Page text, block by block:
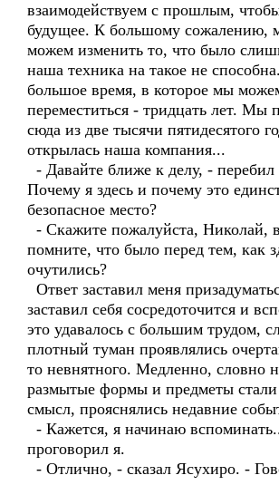
взаимодействуем с прошлым,
будущее. К большому сожалению,
можем изменить то, что было
наша техника на такое не
большое время, в которое мы
переместиться - тридцать лет. Мы
сюда из две тысячи пятидесятого
открылась наша компания...
- Давайте ближе к делу, - перебил
Почему я здесь и почему это
безопасное место?
- Скажите пожалуйста, Николай,
помните, что было перед тем, как
очутились?
Ответ заставил меня
заставил себя сосредоточится и
это удавалось с большим трудом,
плотный туман проявлялись
то невнятного. Медленно, словно
размытые формы и предметы стали
смысл, прояснялись недавние
- Кажется, я начинаю
проговорил я.
- Отлично, - сказал Ясухиро. -